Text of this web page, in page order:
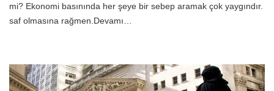
mi? Ekonomi basınında her şeye bir sebep aramak çok yaygındır.
saf olmasına rağmen.Devamı…